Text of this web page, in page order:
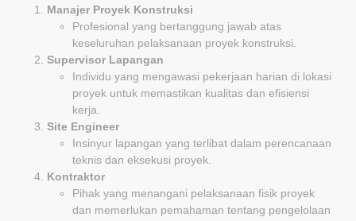
Manajer Proyek Konstruksi
Profesional yang bertanggung jawab atas
keseluruhan pelaksanaan proyek konstruksi.
Supervisor Lapangan
Individu yang mengawasi pekerjaan harian di lokasi
proyek untuk memastikan kualitas dan efisiensi
kerja.
Site Engineer
Insinyur lapangan yang terlibat dalam perencanaan
teknis dan eksekusi proyek.
Kontraktor
Pihak yang menangani pelaksanaan fisik proyek
dan memerlukan pemahaman tentang pengelolaan